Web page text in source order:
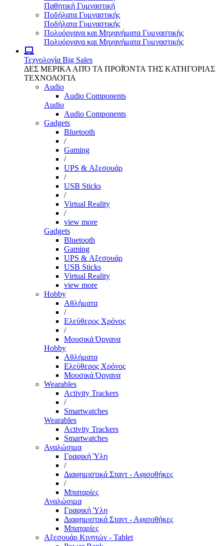
Παθητική Γυμναστική
Ποδήλατα Γυμναστικής
Ποδήλατα Γυμναστικής
Πολυόργανα και Μηχανήματα Γυμναστικής
Πολυόργανα και Μηχανήματα Γυμναστικής
Τεχνολογία Big Sales
ΔΕΣ ΜΕΡΙΚΑ ΑΠΌ ΤΑ ΠΡΟΪΌΝΤΑ ΤΗΣ ΚΑΤΗΓΟΡΙΑΣ
ΤΕΧΝΟΛΟΓΙΑ
Audio
Audio Components
Audio
Audio Components
Gadgets
Bluetooth
/
Gaming
/
UPS & Αξεσουάρ
/
USB Sticks
/
Virtual Reality
/
view more
Gadgets
Bluetooth
Gaming
UPS & Αξεσουάρ
USB Sticks
Virtual Reality
view more
Hobby
Αθλήματα
/
Ελεύθερος Χρόνος
/
Μουσικά Όργανα
Hobby
Αθλήματα
Ελεύθερος Χρόνος
Μουσικά Όργανα
Wearables
Activity Trackers
/
Smartwatches
Wearables
Activity Trackers
Smartwatches
Αναλώσιμα
Γραφική Ύλη
/
Διαφημιστικά Σταντ - Αφισοθήκες
/
Μπαταρίες
Αναλώσιμα
Γραφική Ύλη
Διαφημιστικά Σταντ - Αφισοθήκες
Μπαταρίες
Αξεσουάρ Κινητών - Tablet